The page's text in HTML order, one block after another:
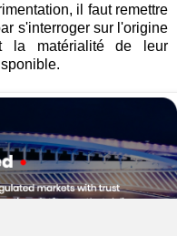
il faut remettre
s'interroger sur l'origine
la matérialité de leur